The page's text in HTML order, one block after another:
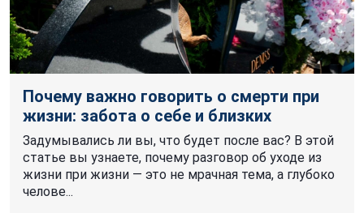
Почему важно говорить о смерти при
жизни: забота о себе и близких
Задумывались ли вы, что будет после вас? В этой
статье вы узнаете, почему разговор об уходе из
жизни при жизни — это не мрачная тема, а глубоко
челове...